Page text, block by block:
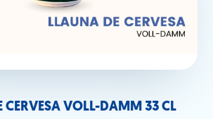
CERVESA VOLL-DAMM 33 CL